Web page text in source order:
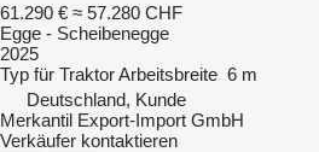
61.290 € ≈ 57.280 CHF
Egge - Scheibenegge
2025
Typ für TraktorArbeitsbreite 6 m
Deutschland, Kunde
Merkantil Export-Import GmbH
Verkäufer kontaktieren